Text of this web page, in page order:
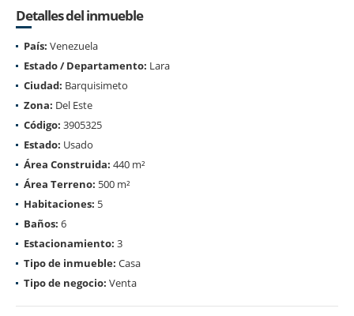
Detalles del inmueble
País: Venezuela
Estado / Departamento: Lara
Ciudad: Barquisimeto
Zona: Del Este
Código: 3905325
Estado: Usado
Área Construida: 440 m²
Área Terreno: 500 m²
Habitaciones: 5
Baños: 6
Estacionamiento: 3
Tipo de inmueble: Casa
Tipo de negocio: Venta